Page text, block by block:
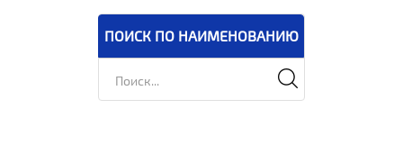
ПОИСК ПО НАИМЕНОВАНИЮ